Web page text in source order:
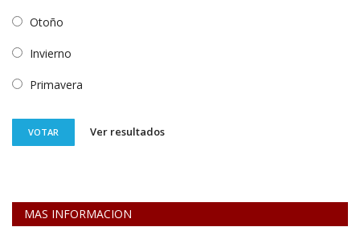
Otoño
Invierno
Primavera
VOTAR Ver resultados
MAS INFORMACION